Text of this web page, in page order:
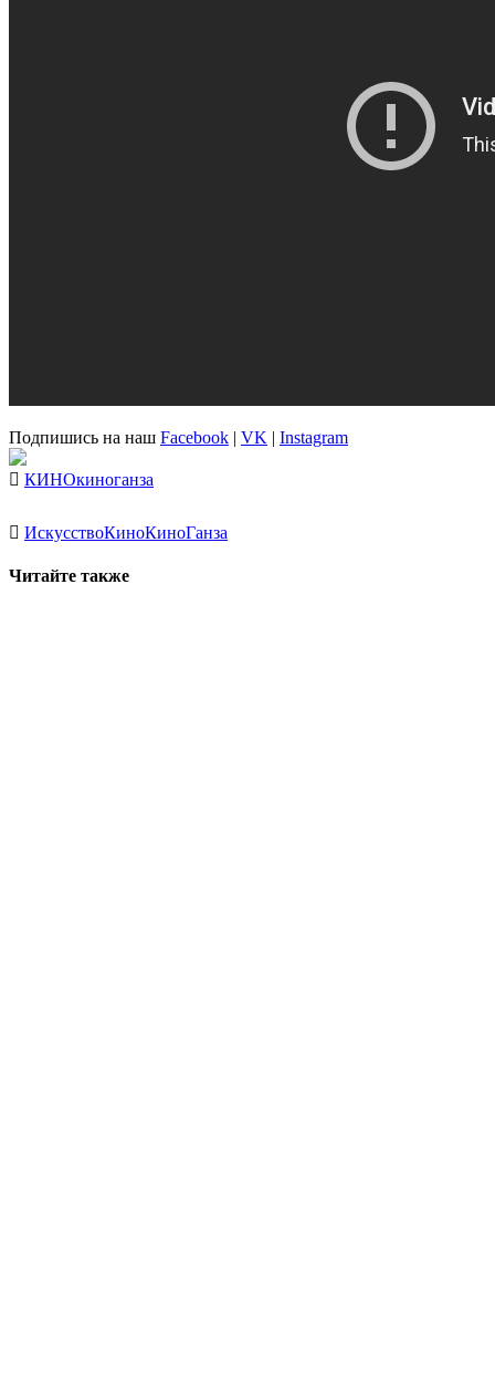
Подпишись на наш Facebook | VK | Instagram
КИНОкиноганза
ИскусствоКиноКиноГанза
Читайте также